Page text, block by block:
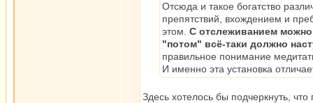
Отсюда и такое богатство
препятствий, вхождением и
этом. С отслеживанием можно
"потом" всё-таки должно
правильное понимание
И именно эта установка
Здесь хотелось бы подчеркнуть,